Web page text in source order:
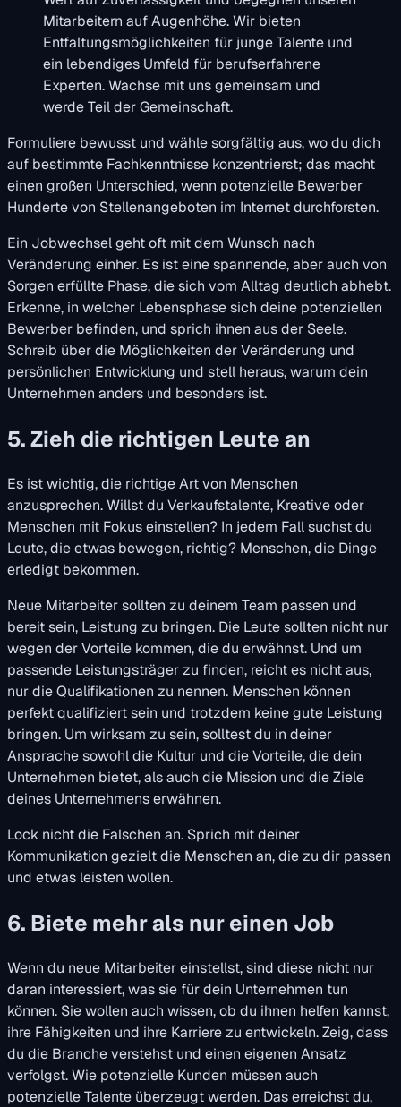
Mitarbeitern auf Augenhöhe. Wir bieten
Entfaltungsmöglichkeiten für junge Talente und
ein lebendiges Umfeld für berufserfahrene
Experten. Wachse mit uns gemeinsam und
werde Teil der Gemeinschaft.
Formuliere bewusst und wähle sorgfältig aus, wo du dich
auf bestimmte Fachkenntnisse konzentrierst; das macht
einen großen Unterschied, wenn potenzielle Bewerber
Hunderte von Stellenangeboten im Internet durchforsten.
Ein Jobwechsel geht oft mit dem Wunsch nach
Veränderung einher. Es ist eine spannende, aber auch von
Sorgen erfüllte Phase, die sich vom Alltag deutlich abhebt.
Erkenne, in welcher Lebensphase sich deine potenziellen
Bewerber befinden, und sprich ihnen aus der Seele.
Schreib über die Möglichkeiten der Veränderung und
persönlichen Entwicklung und stell heraus, warum dein
Unternehmen anders und besonders ist.
5. Zieh die richtigen Leute an
Es ist wichtig, die richtige Art von Menschen
anzusprechen. Willst du Verkaufstalente, Kreative oder
Menschen mit Fokus einstellen? In jedem Fall suchst du
Leute, die etwas bewegen, richtig? Menschen, die Dinge
erledigt bekommen.
Neue Mitarbeiter sollten zu deinem Team passen und
bereit sein, Leistung zu bringen. Die Leute sollten nicht nur
wegen der Vorteile kommen, die du erwähnst. Und um
passende Leistungsträger zu finden, reicht es nicht aus,
nur die Qualifikationen zu nennen. Menschen können
perfekt qualifiziert sein und trotzdem keine gute Leistung
bringen. Um wirksam zu sein, solltest du in deiner
Ansprache sowohl die Kultur und die Vorteile, die dein
Unternehmen bietet, als auch die Mission und die Ziele
deines Unternehmens erwähnen.
Lock nicht die Falschen an. Sprich mit deiner
Kommunikation gezielt die Menschen an, die zu dir passen
und etwas leisten wollen.
6. Biete mehr als nur einen Job
Wenn du neue Mitarbeiter einstellst, sind diese nicht nur
daran interessiert, was sie für dein Unternehmen tun
können. Sie wollen auch wissen, ob du ihnen helfen kannst,
ihre Fähigkeiten und ihre Karriere zu entwickeln. Zeig, dass
du die Branche verstehst und einen eigenen Ansatz
verfolgst. Wie potenzielle Kunden müssen auch
potenzielle Talente überzeugt werden. Das erreichst du,